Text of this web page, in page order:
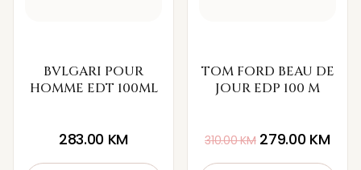
BVLGARI POUR
HOMME EDT 100ML
283.00 KM
TOM FORD BEAU DE
JOUR EDP 100 M
310.00KM 279.00 KM